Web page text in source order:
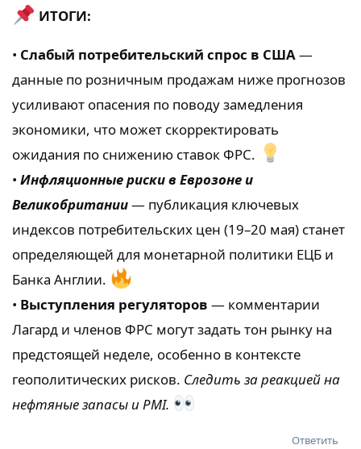
ИТОГИ:
• Слабый потребительский спрос в США —
данные по розничным продажам ниже прогнозов
усиливают опасения по поводу замедления
экономики, что может скорректировать
ожидания по снижению ставок ФРС.
• Инфляционные риски в Еврозоне и
Великобритании— публикация ключевых
индексов потребительских цен (19–20 мая) станет
определяющей для монетарной политики ЕЦБ и
Банка Англии.
• Выступления регуляторов — комментарии
Лагард и членов ФРС могут задать тон рынку на
предстоящей неделе, особенно в контексте
геополитических рисков. Следить за реакцией на
нефтяные запасы и PMI.
Ответить